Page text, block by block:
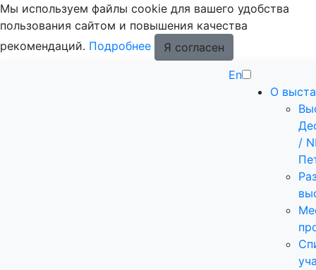
Мы используем файлы cookie для вашего удобства
пользования сайтом и повышения качества
рекомендаций. Подробнее
Я согласен
En
О
/